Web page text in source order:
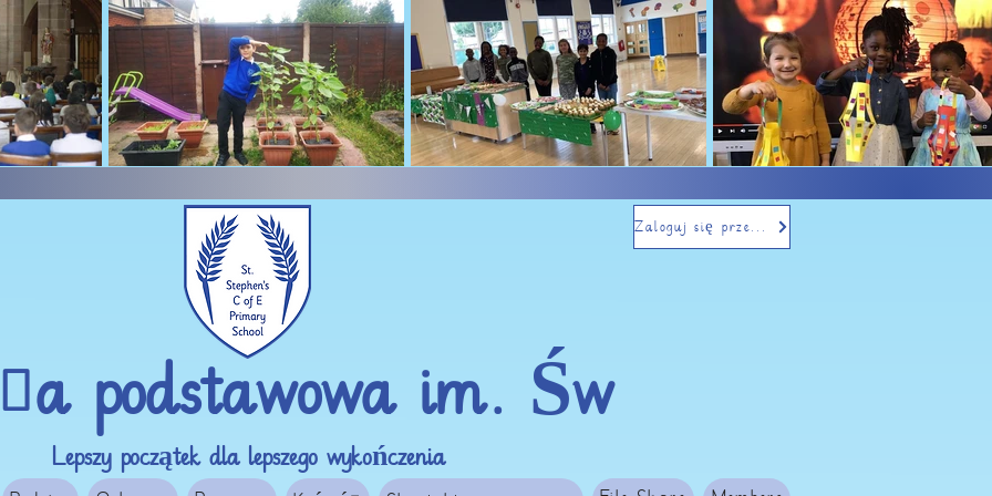
Zaloguj się przez e-mail
podstawowa im. Św
Lepszy początek dla lepszego wykończenia